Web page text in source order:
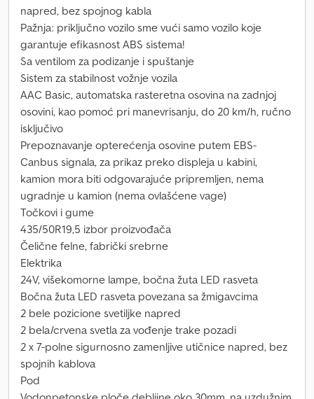
napred, bez spojnog kabla
Pažnja: priključno vozilo sme vući samo vozilo koje
garantuje efikasnost ABS sistema!
Sa ventilom za podizanje i spuštanje
Sistem za stabilnost vožnje vozila
AAC Basic, automatska rasteretna osovina na zadnjoj
osovini, kao pomoć pri manevrisanju, do 20 km/h, ručno
isključivo
Prepoznavanje opterećenja osovine putem EBS-
Canbus signala, za prikaz preko displeja u kabini,
kamion mora biti odgovarajuće pripremljen, nema
ugradnje u kamion (nema ovlašćene vage)
Točkovi i gume
435/50R19,5 izbor proizvođača
Čelične felne, fabrički srebrne
Elektrika
24V, višekomorne lampe, bočna žuta LED rasveta
Bočna žuta LED rasveta povezana sa žmigavcima
2 bele pozicione svetiljke napred
2 bela/crvena svetla za vođenje trake pozadi
2 x 7-polne sigurnosno zamenljive utičnice napred, bez
spojnih kablova
Pod